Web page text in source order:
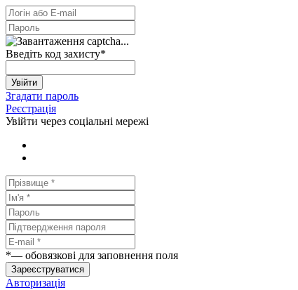
Введіть код захисту*
Увійти
Згадати пароль
Реєстрація
Увійти через соціальні мережі
*— обовязкові для заповнення поля
Зареєструватися
Авторизація